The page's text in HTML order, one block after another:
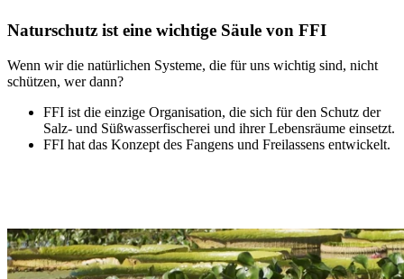
Naturschutz ist eine wichtige Säule von FFI
Wenn wir die natürlichen Systeme, die für uns wichtig sind, nicht
schützen, wer dann?
FFI ist die einzige Organisation, die sich für den Schutz der
Salz- und Süßwasserfischerei und ihrer Lebensräume einsetzt.
FFI hat das Konzept des Fangens und Freilassens entwickelt.